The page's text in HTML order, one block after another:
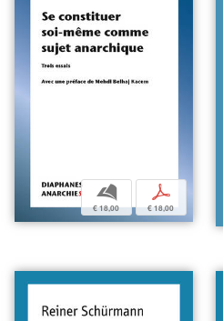
b
€ 18,00
p
€ 18,00